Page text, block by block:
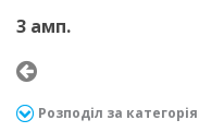
3 амп.
Розподіл за